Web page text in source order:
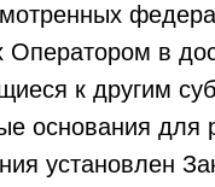
Оператором в
к другим
основания для
установлен